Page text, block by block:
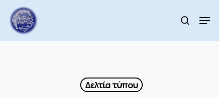
main
content
search
Δελτία τύπου
Menu